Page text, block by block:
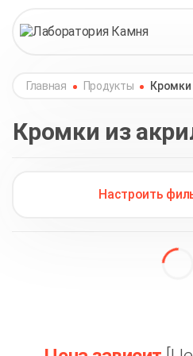
Главная Продукты Кромки
Кромки из
Настроить
Фаски из акрилового